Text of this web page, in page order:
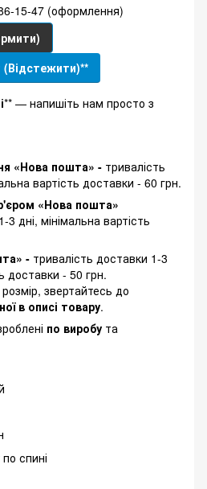
15-47 (оформлення)
(Відстежити)**
** — напишіть нам просто з
«Нова пошта» - тривалість
вартість доставки - 60 грн.
«Нова пошта»
дні, мінімальна вартість
- тривалість доставки 1-3
доставки - 50 грн.
звертайтесь до
в описі товару.
по виробу та
спині